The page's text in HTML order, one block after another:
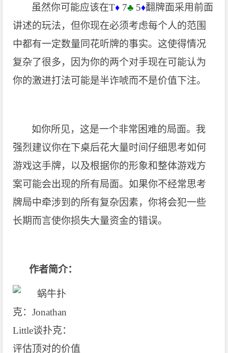
虽然你可能应该在T♦ 7♣ 5♦翻牌面采用前面
讲述的玩法，但你现在必须考虑每个人的范围
中都有一定数量同花听牌的事实。这使得情况
复杂了很多，因为你的两个对手现在可能认为
你的激进打法可能是半诈唬而不是价值下注。
如你所见，这是一个非常困难的局面。我
强烈建议你在下桌后花大量时间仔细思考如何
游戏这手牌，以及根据你的形象和整体游戏方
案可能会出现的所有局面。如果你不经常思考
牌局中牵涉到的所有复杂因素，你将会犯一些
长期而言使你损失大量资金的错误。
作者简介：